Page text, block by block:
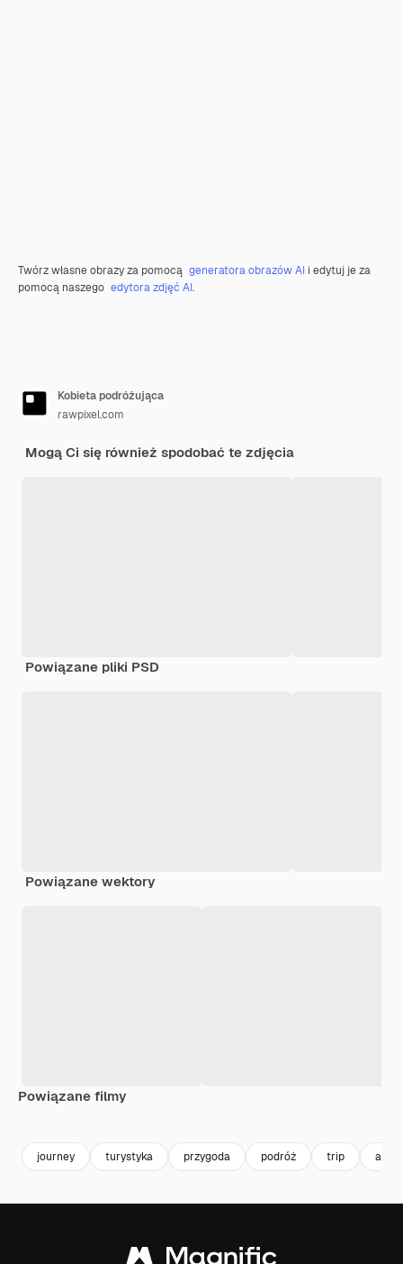
Twórz własne obrazy za pomocą generatora obrazów AI i edytuj je za
pomocą naszego edytora zdjęć AI.
Kobieta podróżująca
rawpixel.com
Mogą Ci się również spodobać te zdjęcia
Powiązane pliki PSD
Powiązane wektory
Powiązane filmy
journey turystyka przygoda podróż trip